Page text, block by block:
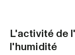
L'activité de
l'humidité